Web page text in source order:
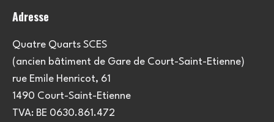
Adresse
Quatre Quarts SCES
(ancien bâtiment de Gare de Court-Saint-Etienne)
rue Emile Henricot, 61
1490 Court-Saint-Etienne
TVA: BE 0630.861.472